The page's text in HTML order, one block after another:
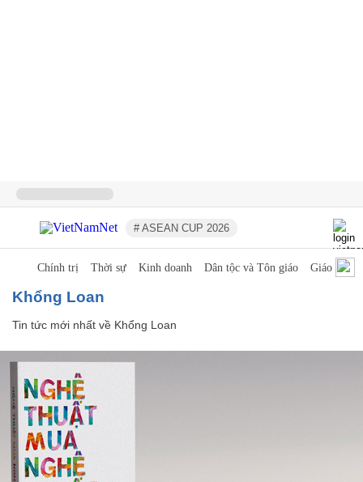
# ASEAN CUP 2026
Chính trị Thời sự Kinh doanh Dân tộc và Tôn giáo Giáo dục
Khổng Loan
Tin tức mới nhất về Khổng Loan